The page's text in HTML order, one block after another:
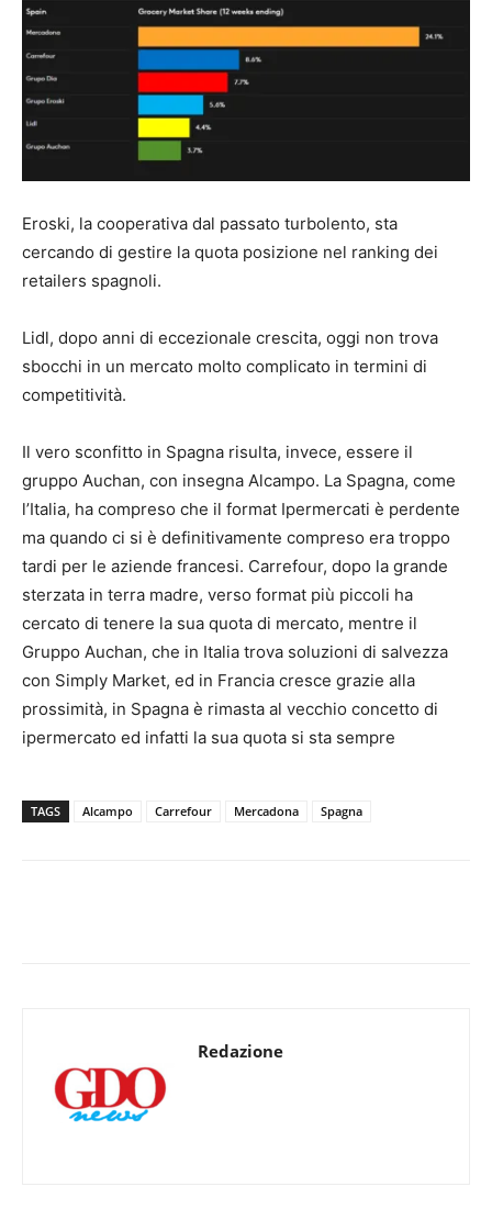
Eroski, la cooperativa dal passato turbolento, sta
cercando di gestire la quota posizione nel ranking dei
retailers spagnoli.
Lidl, dopo anni di eccezionale crescita, oggi non trova
sbocchi in un mercato molto complicato in termini di
competitività.
Il vero sconfitto in Spagna risulta, invece, essere il
gruppo Auchan, con insegna Alcampo. La Spagna, come
l’Italia, ha compreso che il format Ipermercati è perdente
ma quando ci si è definitivamente compreso era troppo
tardi per le aziende francesi. Carrefour, dopo la grande
sterzata in terra madre, verso format più piccoli ha
cercato di tenere la sua quota di mercato, mentre il
Gruppo Auchan, che in Italia trova soluzioni di salvezza
con Simply Market, ed in Francia cresce grazie alla
prossimità, in Spagna è rimasta al vecchio concetto di
ipermercato ed infatti la sua quota si sta sempre
TAGS Alcampo Carrefour Mercadona Spagna
Redazione